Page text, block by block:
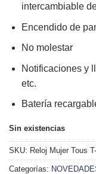
intercambiable
Encendido de
No molestar
Notificaciones y
etc.
Batería
Sin existencias
SKU: Reloj Mujer Tous
Categorías: